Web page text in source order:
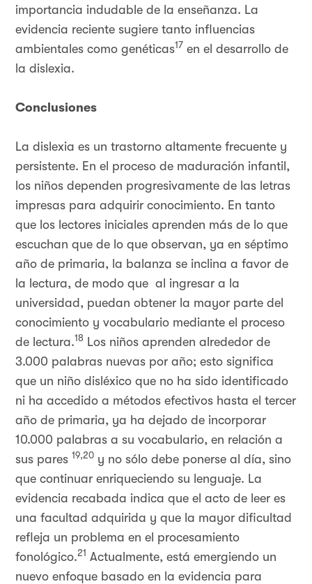
importancia indudable de la enseñanza. La
evidencia reciente sugiere tanto influencias
ambientales como genéticas17 en el desarrollo de
la dislexia.
Conclusiones
La dislexia es un trastorno altamente frecuente y
persistente. En el proceso de maduración infantil,
los niños dependen progresivamente de las letras
impresas para adquirir conocimiento. En tanto
que los lectores iniciales aprenden más de lo que
escuchan que de lo que observan, ya en séptimo
año de primaria, la balanza se inclina a favor de
la lectura, de modo que al ingresar a la
universidad, puedan obtener la mayor parte del
conocimiento y vocabulario mediante el proceso
de lectura.18 Los niños aprenden alrededor de
3.000 palabras nuevas por año; esto significa
que un niño disléxico que no ha sido identificado
ni ha accedido a métodos efectivos hasta el tercer
año de primaria, ya ha dejado de incorporar
10.000 palabras a su vocabulario, en relación a
sus pares 19,20 y no sólo debe ponerse al día, sino
que continuar enriqueciendo su lenguaje. La
evidencia recabada indica que el acto de leer es
una facultad adquirida y que la mayor dificultad
refleja un problema en el procesamiento
fonológico.21 Actualmente, está emergiendo un
nuevo enfoque basado en la evidencia para